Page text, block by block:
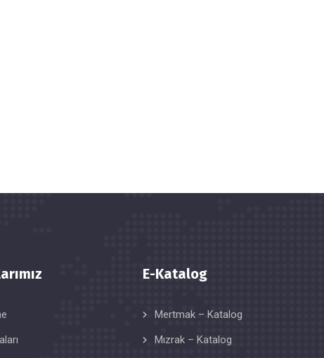
E-Katalog
Mertmak – Katalog
Mızrak – Katalog